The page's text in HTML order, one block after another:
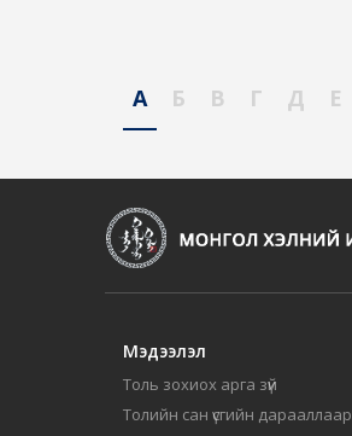
А Б В Г Д Е
Мэдээлэл
Толь зохиох арга зүй
Толийн сан үсгийн дарааллаар